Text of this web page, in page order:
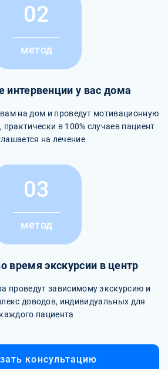
02
метод
интервенции у вас дома
на дом и проведут мотивационную
в 100% случаев пациент
на лечение
03
метод
время экскурсии в центр
проведут зависимому экскурсию и
доводов, индивидуальных для
каждого пациента
консультацию